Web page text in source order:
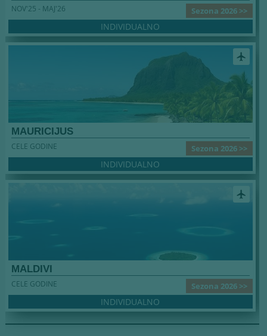
Sezona 2026 >>
NOV'25 - MAJ'26
INDIVIDUALNO
airplanemode_active
MAURICIJUS
Sezona 2026 >>
CELE GODINE
INDIVIDUALNO
airplanemode_active
MALDIVI
Sezona 2026 >>
CELE GODINE
INDIVIDUALNO